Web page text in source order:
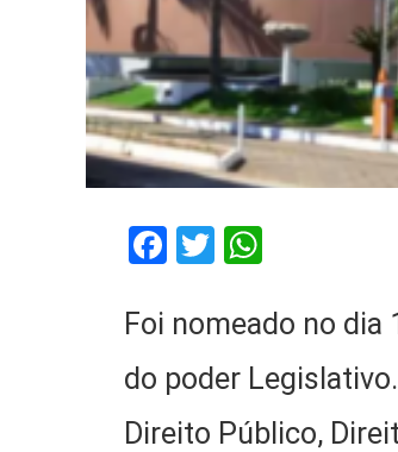
Facebook
Twitter
Foi nomeado no dia
do poder
Direito Público,